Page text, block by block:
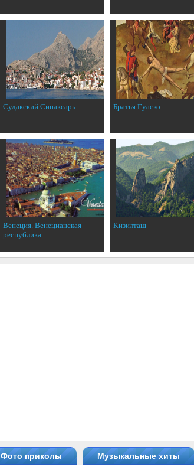
Судакский Синаксарь Братья Гуаско
Венеция. Венецианская
республика
Кизилташ
Фото приколы Музыкальные хиты